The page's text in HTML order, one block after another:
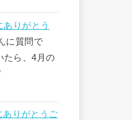
ありがとう
に質問で
たら、4月の
ありがとうご